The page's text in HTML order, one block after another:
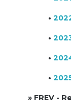
•
•
•
•
» FREV -